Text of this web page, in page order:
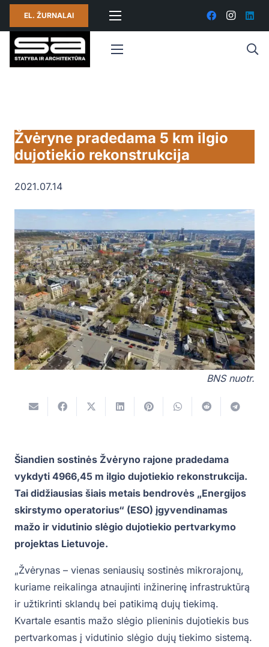
EL. ŽURNALAI
Žvėryne pradedama 5 km ilgio
dujotiekio rekonstrukcija
2021.07.14
BNS nuotr.
Šiandien sostinės Žvėryno rajone pradedama
vykdyti 4966,45 m ilgio dujotiekio rekonstrukcija.
Tai didžiausias šiais metais bendrovės „Energijos
skirstymo operatorius“ (ESO) įgyvendinamas
mažo ir vidutinio slėgio dujotiekio pertvarkymo
projektas Lietuvoje.
„Žvėrynas – vienas seniausių sostinės mikrorajonų,
kuriame reikalinga atnaujinti inžinerinę infrastruktūrą
ir užtikrinti sklandų bei patikimą dujų tiekimą.
Kvartale esantis mažo slėgio plieninis dujotiekis bus
pertvarkomas į vidutinio slėgio dujų tiekimo sistemą.